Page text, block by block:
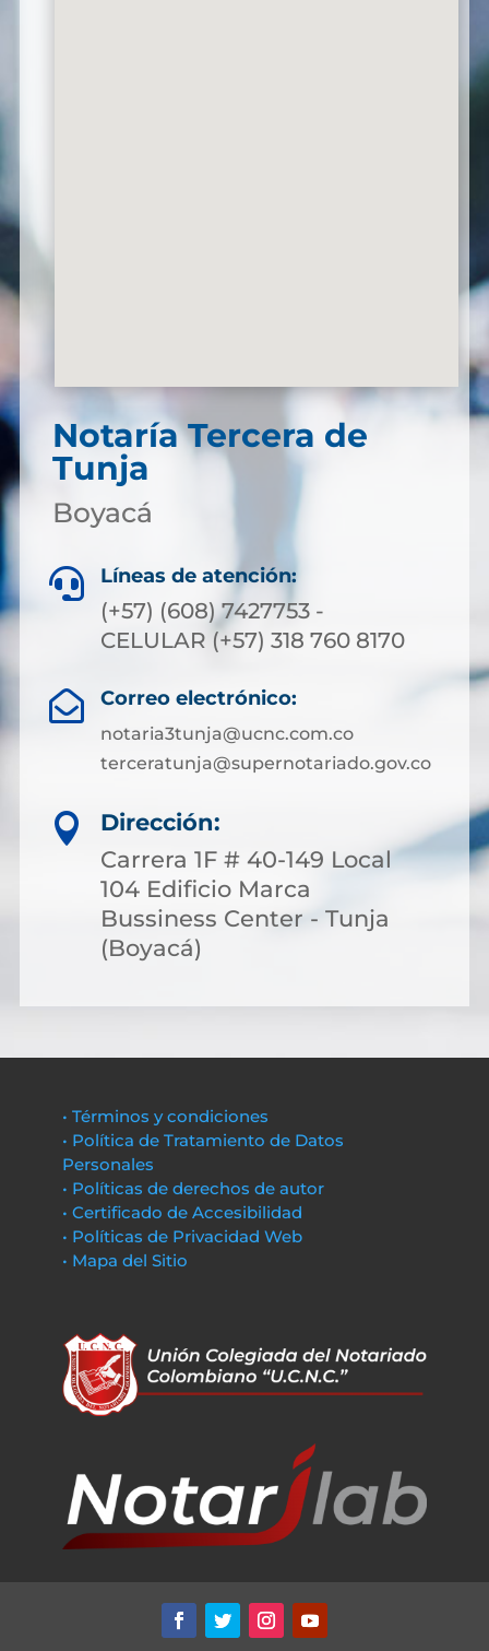
Notaría Tercera de
Tunja
Boyacá
 Líneas de atención:
(+57) (608) 7427753 -
CELULAR (+57) 318 760 8170
 Correo electrónico:
notaria3tunja@ucnc.com.co
terceratunja@supernotariado.gov.co

Dirección:
Carrera 1F # 40-149 Local
104 Edificio Marca
Bussiness Center - Tunja
(Boyacá)
• Términos y condiciones
• Política de Tratamiento de Datos
Personales
• Políticas de derechos de autor
• Certificado de Accesibilidad
• Políticas de Privacidad Web
• Mapa del Sitio